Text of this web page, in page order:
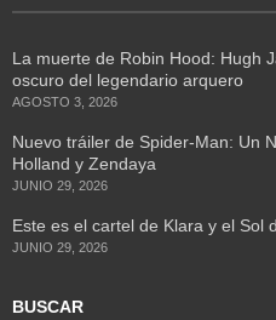
La muerte de Robin Hood: Hugh
oscuro del legendario arquero
AGOSTO 3, 2026
Nuevo tráiler de Spider-Man: Un
Holland y Zendaya
JUNIO 29, 2026
Este es el cartel de Klara y el Sol
JUNIO 29, 2026
BUSCAR